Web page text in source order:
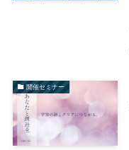
開催セミナー